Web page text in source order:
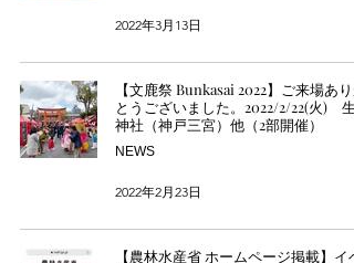
2022年3月13日
【文鹿祭 Bunkasai 2022】ご来場あり
とうございました。2022/2/22(火) 生
神社（神戸三宮）他（2部開催）
NEWS
2022年2月23日
【農林水産省 ホームページ掲載】イベ